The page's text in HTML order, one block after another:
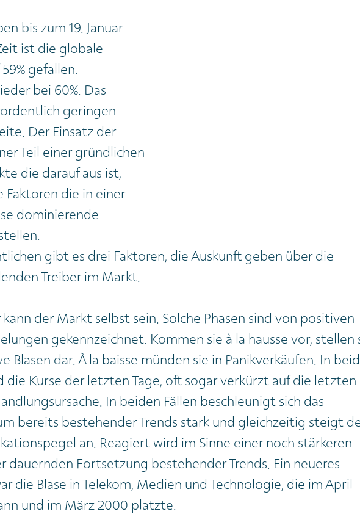
bis zum 19. Januar
ist die globale
gefallen.
bei 60%. Das
geringen
Der Einsatz der
Teil einer gründlichen
die darauf aus ist,
Faktoren die in einer
dominierende
gibt es drei Faktoren, die Auskunft geben über die
Treiber im Markt.
kann der Markt selbst sein. Solche Phasen sind von positiven
gekennzeichnet. Kommen sie à la hausse vor, stellen
Blasen dar. À la baisse münden sie in Panikverkäufen. In
die Kurse der letzten Tage, oft sogar verkürzt auf die letzten
In beiden Fällen beschleunigt sich das
bereits bestehender Trends stark und gleichzeitig steigt
an. Reagiert wird im Sinne einer noch stärkeren
dauernden Fortsetzung bestehender Trends. Ein neueres
die Blase in Telekom, Medien und Technologie, die im April
und im März 2000 platzte.